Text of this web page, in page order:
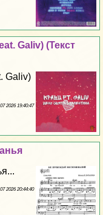
Galiv) (Текст
Galiv)
2026 19:40:47
2026 20:44:40